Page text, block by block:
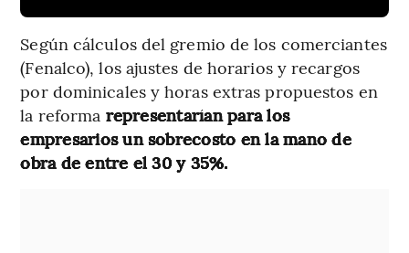
Según cálculos del gremio de los comerciantes
(Fenalco), los ajustes de horarios y recargos
por dominicales y horas extras propuestos en
la reforma representarían para los
empresarios un sobrecosto en la mano de
obra de entre el 30 y 35%.